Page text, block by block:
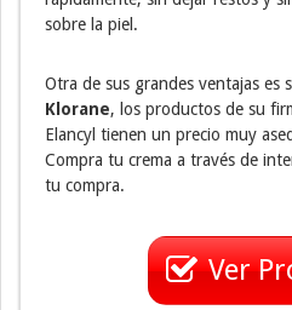
sobre la piel.
Otra de sus grandes ventajas es
Klorane, los productos de su
Elancyl tienen un precio muy
Compra tu crema a través de
tu compra.
Ver